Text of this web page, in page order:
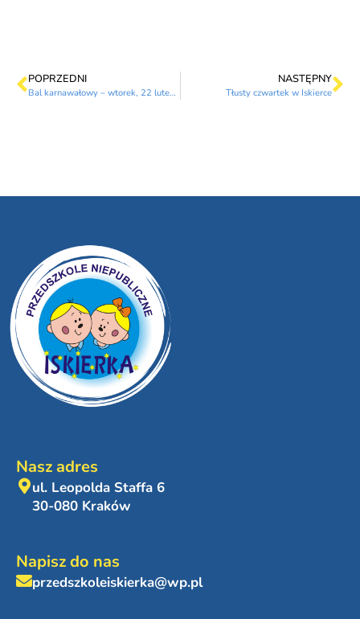
POPRZEDNI
Bal karnawałowy – wtorek, 22 lutego
NASTĘPNY
Tłusty czwartek w Iskierce
Nasz adres
ul. Leopolda Staffa 6
30-080 Kraków
Napisz do nas
przedszkoleiskierka@wp.pl